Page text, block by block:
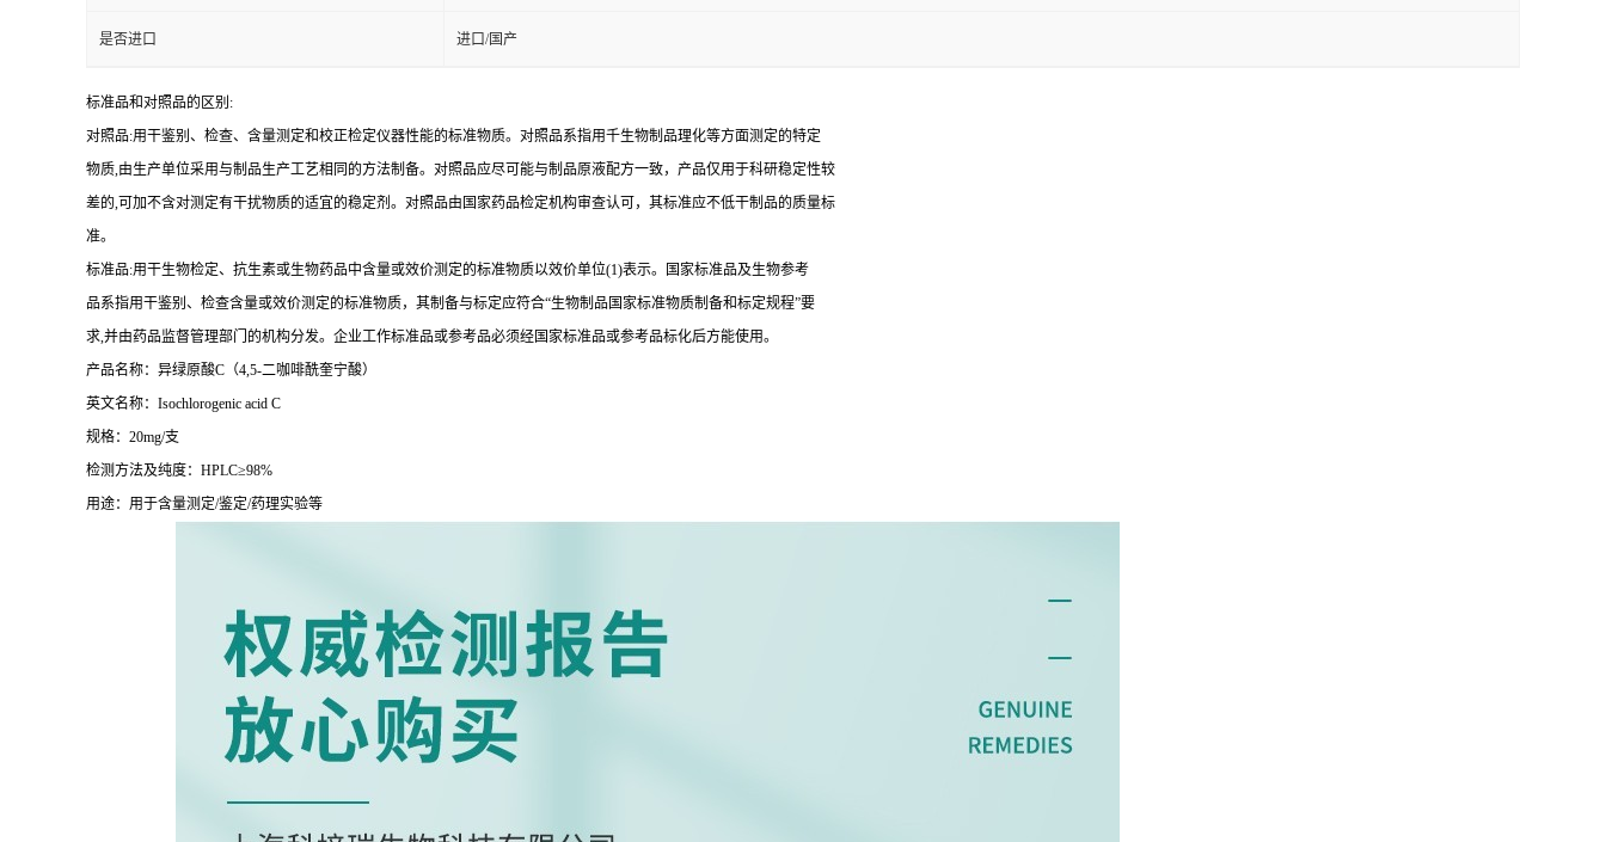
是否进口 进口/国产
标准品和对照品的区别:
对照品:用干鉴别、检查、含量测定和校正检定仪器性能的标准物质。对照品系指用千生物制品理化等方面测定的特定
物质,由生产单位采用与制品生产工艺相同的方法制备。对照品应尽可能与制品原液配方一致，产品仅用于科研稳定性较
差的,可加不含对测定有干扰物质的适宜的稳定剂。对照品由国家药品检定机构审查认可，其标准应不低干制品的质量标
准。
标准品:用干生物检定、抗生素或生物药品中含量或效价测定的标准物质以效价单位(1)表示。国家标准品及生物参考
品系指用干鉴别、检查含量或效价测定的标准物质，其制备与标定应符合“生物制品国家标准物质制备和标定规程”要
求,并由药品监督管理部门的机构分发。企业工作标准品或参考品必须经国家标准品或参考品标化后方能使用。
产品名称：异绿原酸C（4,5-二咖啡酰奎宁酸）
英文名称：Isochlorogenic acid C
规格：20mg/支
检测方法及纯度：HPLC≥98%
用途：用于含量测定/鉴定/药理实验等